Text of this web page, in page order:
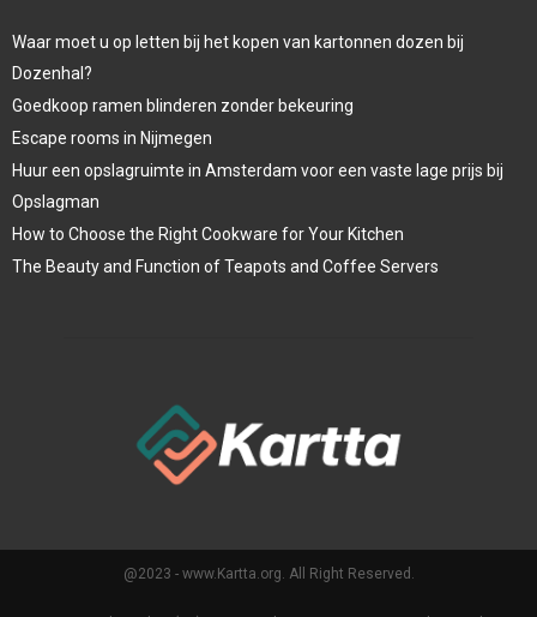
Waar moet u op letten bij het kopen van kartonnen dozen bij
Dozenhal?
Goedkoop ramen blinderen zonder bekeuring
Escape rooms in Nijmegen
Huur een opslagruimte in Amsterdam voor een vaste lage prijs bij
Opslagman
How to Choose the Right Cookware for Your Kitchen
The Beauty and Function of Teapots and Coffee Servers
@2023 - www.Kartta.org. All Right Reserved.